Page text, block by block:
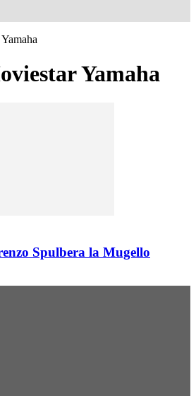
Yamaha
Spulbera la Mugello